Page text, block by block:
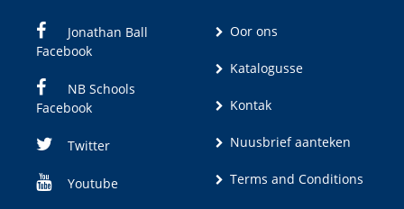
Jonathan Ball
Facebook
NB Schools
Facebook
Twitter
Youtube
Oor ons
Katalogusse
Kontak
Nuusbrief aanteken
Terms and Conditions